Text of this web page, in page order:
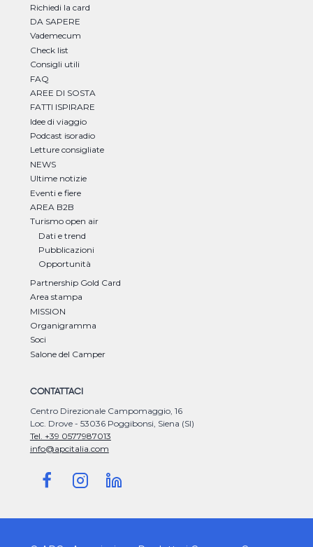
Richiedi la card
DA SAPERE
Vademecum
Check list
Consigli utili
FAQ
AREE DI SOSTA
FATTI ISPIRARE
Idee di viaggio
Podcast isoradio
Letture consigliate
NEWS
Ultime notizie
Eventi e fiere
AREA B2B
Turismo open air
Dati e trend
Pubblicazioni
Opportunità
Partnership Gold Card
Area stampa
MISSION
Organigramma
Soci
Salone del Camper
CONTATTACI
Centro Direzionale Campomaggio, 16
Loc. Drove - 53036 Poggibonsi, Siena (SI)
Tel. +39 0577987013
info@apcitalia.com